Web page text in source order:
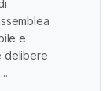
e
delibere